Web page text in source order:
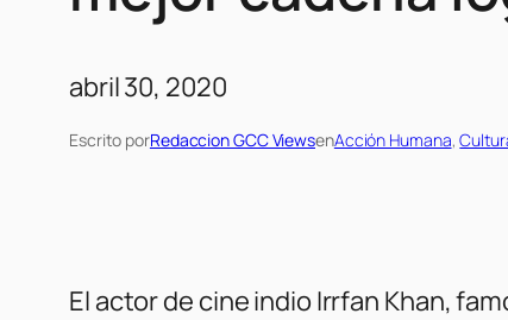
abril 30, 2020
Escrito porRedaccion GCC ViewsenAcción Humana,
El actor de cine indio Irrfan Khan,